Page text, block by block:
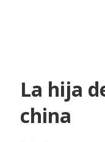
La hija
china